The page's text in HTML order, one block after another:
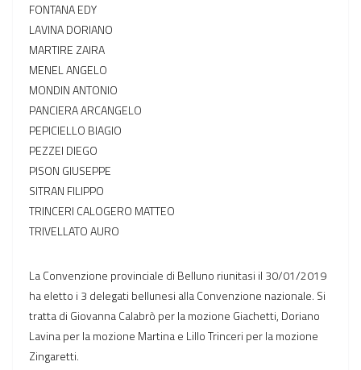
FONTANA EDY
LAVINA DORIANO
MARTIRE ZAIRA
MENEL ANGELO
MONDIN ANTONIO
PANCIERA ARCANGELO
PEPICIELLO BIAGIO
PEZZEI DIEGO
PISON GIUSEPPE
SITRAN FILIPPO
TRINCERI CALOGERO MATTEO
TRIVELLATO AURO
La Convenzione provinciale di Belluno riunitasi il 30/01/2019
ha eletto i 3 delegati bellunesi alla Convenzione nazionale. Si
tratta di Giovanna Calabrò per la mozione Giachetti, Doriano
Lavina per la mozione Martina e Lillo Trinceri per la mozione
Zingaretti.